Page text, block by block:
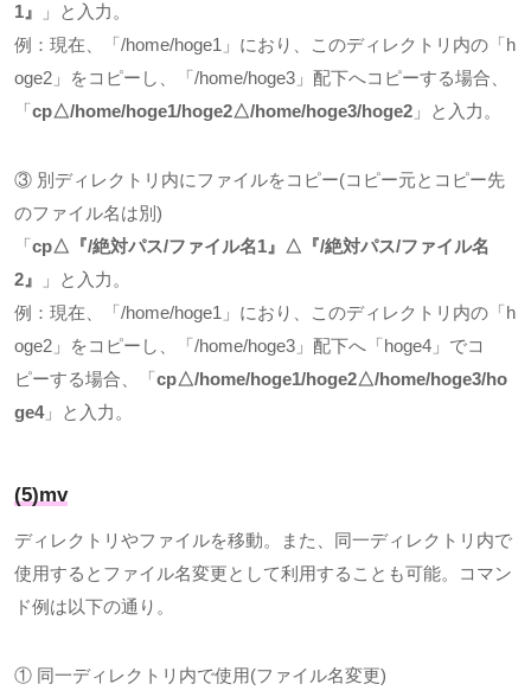
1』
」と入力。
例：現在、「 /home/hoge1 」におり、このディレクトリ内の「 h
oge2 」をコピーし、「 /home/hoge3 」配下へコピーする場合、
「 cp△/home/hoge1/hoge2△/home/hoge3/hoge2 」と入力。
③ 別ディレクトリ内にファイルをコピー(コピー元とコピー先
のファイル名は別 )
「 cp△『/絶対パス/ファイル名1』△『/絶対パス/ファイル名
2』
」と入力。
例：現在、「 /home/hoge1 」におり、このディレクトリ内の「 h
oge2 」をコピーし、「 /home/hoge3 」配下へ「 hoge4 」でコ
ピーする場合、「 cp△/home/hoge1/hoge2△/home/hoge3/ho
ge4」と入力。
(5)mv
ディレクトリやファイルを移動。また、同一ディレクトリ内で
使用するとファイル名変更として利用することも可能。コマン
ド例は以下の通り。
① 同一ディレクトリ内で使用(ファイル名変更)